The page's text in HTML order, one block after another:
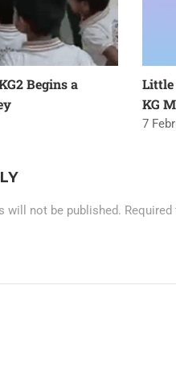
Begins a
Little
KG
7
will not be published.